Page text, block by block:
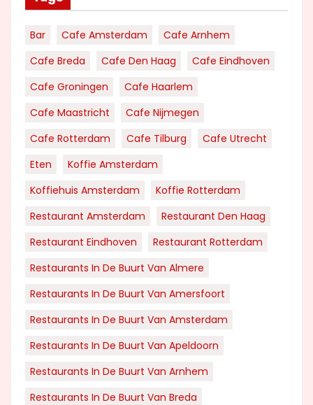
Bar Cafe Amsterdam
Cafe Arnhem
Cafe Breda
Cafe Den Haag
Cafe Eindhoven
Cafe Groningen
Cafe Haarlem
Cafe Maastricht
Cafe Nijmegen
Cafe Rotterdam
Cafe Tilburg
Cafe Utrecht
Eten
Koffie Amsterdam
Koffiehuis Amsterdam
Koffie Rotterdam
Restaurant Amsterdam
Restaurant Den Haag
Restaurant Eindhoven
Restaurant Rotterdam
Restaurants In De Buurt Van Almere
Restaurants In De Buurt Van Amersfoort
Restaurants In De Buurt Van Amsterdam
Restaurants In De Buurt Van Apeldoorn
Restaurants In De Buurt Van Arnhem
Restaurants In De Buurt Van Breda